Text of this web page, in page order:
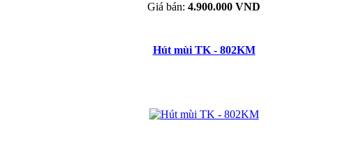
Giá bán: 4.900.000 VND
Hút mùi TK - 802KM